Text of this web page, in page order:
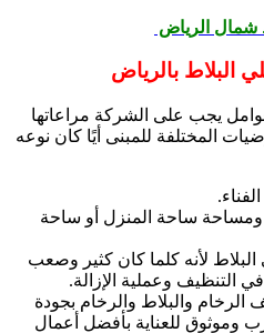
الرياض
البلاط بالرياض
يجب على الشركة مراعاتها
المختلفة للمبنى أيًا كان نوعه
ومساحة ساحة المنزل أو ساحة
البلاط لأنه كلما كان كثير وصعب
وعملية الإزالة.
الرخام والبلاط والرخام بجودة
وموثوق للعناية بأفضل أعمال